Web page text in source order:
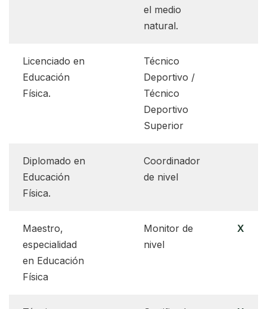
el medio
natural.
Licenciado en
Educación
Física.
Técnico
Deportivo /
Técnico
Deportivo
Superior
Diplomado en
Educación
Física.
Coordinador
de nivel
Maestro,
especialidad
en Educación
Física
Monitor de
nivel
X